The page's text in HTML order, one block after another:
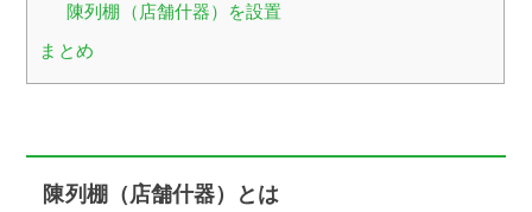
陳列棚（店舗什器）を設置
まとめ
陳列棚（店舗什器）とは